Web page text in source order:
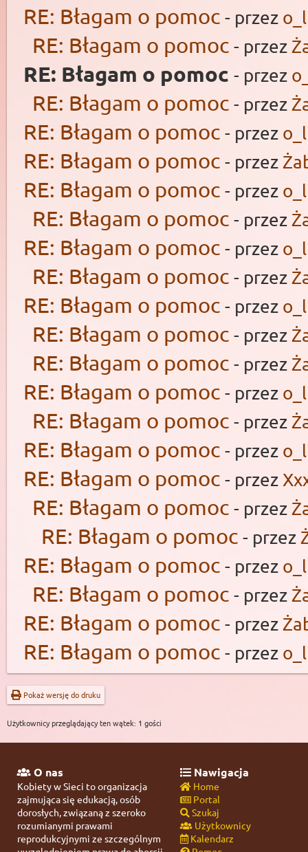
RE: Błagam o pomoc - przez
RE: Błagam o pomoc - przez
RE: Błagam o pomoc - przez
RE: Błagam o pomoc - przez
RE: Błagam o pomoc - przez
RE: Błagam o pomoc - przez
RE: Błagam o pomoc - przez
RE: Błagam o pomoc - przez
RE: Błagam o pomoc - przez
RE: Błagam o pomoc - przez
RE: Błagam o pomoc - przez
RE: Błagam o pomoc - przez
RE: Błagam o pomoc - przez
RE: Błagam o pomoc - przez
RE: Błagam o pomoc - przez
RE: Błagam o pomoc - przez
RE: Błagam o pomoc - przez
RE: Błagam o pomoc - przez
RE: Błagam o pomoc - przez
RE: Błagam o pomoc - przez
RE: Błagam o pomoc - przez
RE: Błagam o pomoc - przez
RE: Błagam o pomoc - przez
Pokaż wersję do druku
Użytkownicy przeglądający ten wątek: 1 gości
O nas
Kobiety w Sieci to organizacja
zajmująca się edukacją, osób
dorosłych, związaną z szeroko
rozumianymi prawami
reprodukcyjnymi ze szczególnym
Nawigacja
Home
Portal
Szukaj
Użytkownicy
Kalendarz